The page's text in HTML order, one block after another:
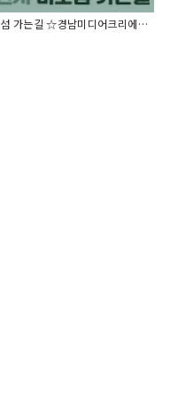
[경상남도 드라이브스루 여행코스] 사천시 비토섬 가는길 ☆경남미디어크리에이터☆